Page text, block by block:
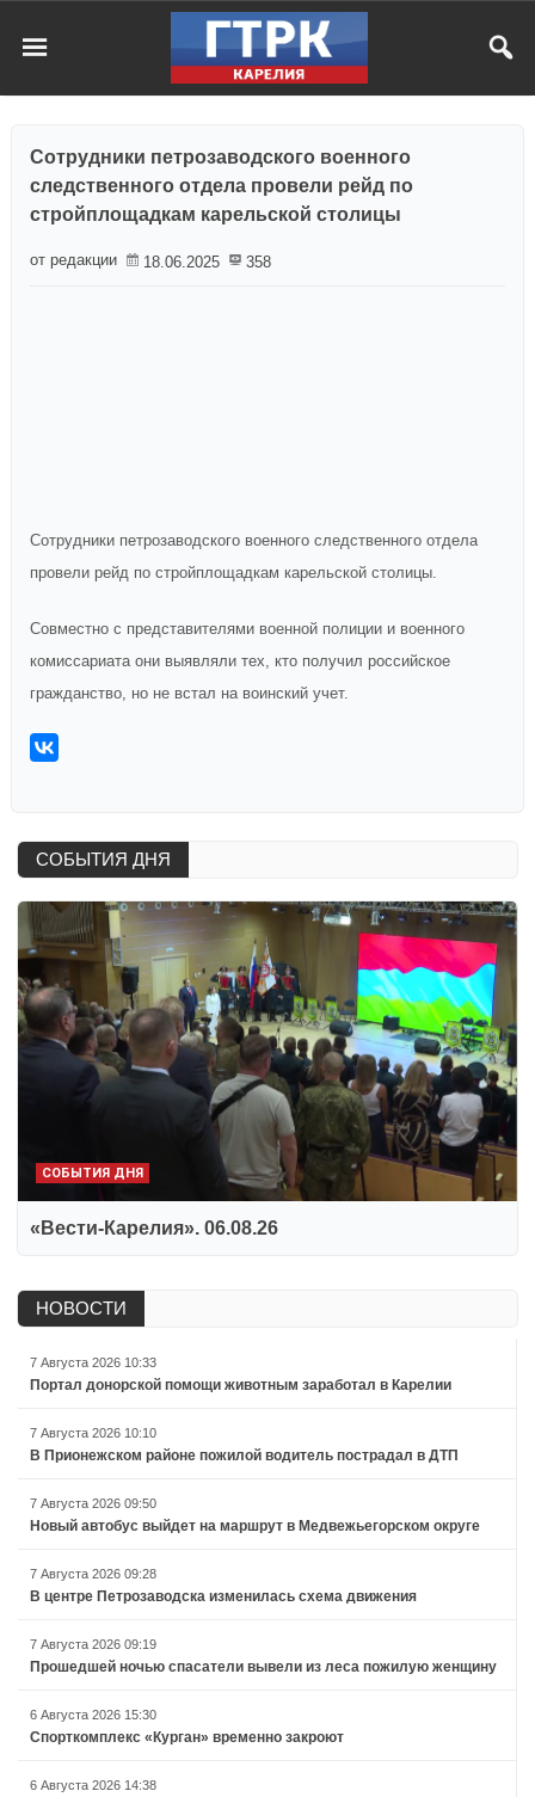
Сотрудники петрозаводского военного
следственного отдела провели рейд по
стройплощадкам карельской столицы
от редакции 18.06.2025 358
Сотрудники петрозаводского военного следственного отдела
провели рейд по стройплощадкам карельской столицы.
Совместно с представителями военной полиции и военного
комиссариата они выявляли тех, кто получил российское
гражданство, но не встал на воинский учет.
СОБЫТИЯ ДНЯ
СОБЫТИЯ ДНЯ
«Вести-Карелия». 06.08.26
НОВОСТИ
7 Августа 2026 10:33
Портал донорской помощи животным заработал в Карелии
7 Августа 2026 10:10
В Прионежском районе пожилой водитель пострадал в ДТП
7 Августа 2026 09:50
Новый автобус выйдет на маршрут в Медвежьегорском округе
7 Августа 2026 09:28
В центре Петрозаводска изменилась схема движения
7 Августа 2026 09:19
Прошедшей ночью спасатели вывели из леса пожилую женщину
6 Августа 2026 15:30
Спорткомплекс «Курган» временно закроют
6 Августа 2026 14:38